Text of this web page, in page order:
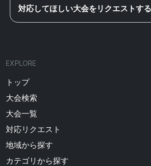
対応してほしい大会をリクエストする
EXPLORE
トップ
大会検索
大会一覧
対応リクエスト
地域から探す
カテゴリから探す